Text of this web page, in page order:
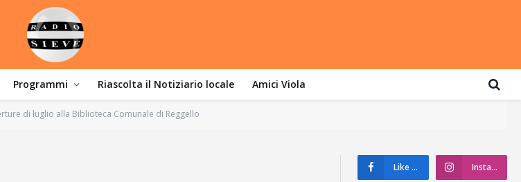
Programmi Riascolta il Notiziario locale Amici Viola
di luglio alla Biblioteca Comunale di Reggello
Like su Facebook Instagram